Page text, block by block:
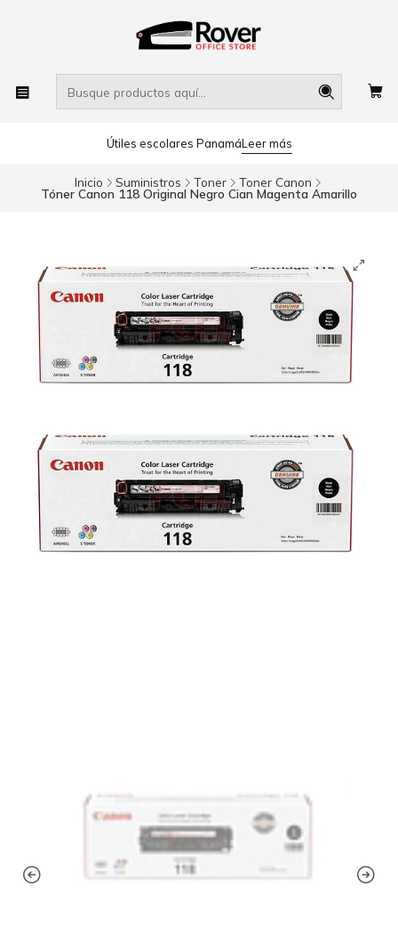
Útiles escolares PanamáLeer más
Inicio Suministros Toner Toner Canon
Tóner Canon 118 Original Negro Cian Magenta Amarillo